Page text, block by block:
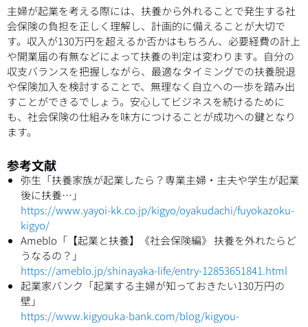
主婦が起業を考える際には、扶養から外れることで発生する社
会保険の負担を正しく理解し、計画的に備えることが大切で
す。収入が130万円を超えるか否かはもちろん、必要経費の計上
や開業届の有無などによって扶養の判定は変わります。自分の
収支バランスを把握しながら、最適なタイミングでの扶養脱退
や保険加入を検討することで、無理なく自立への一歩を踏み出
すことができるでしょう。安心してビジネスを続けるために
も、社会保険の仕組みを味方につけることが成功への鍵となり
ます。
参考文献
弥生「扶養家族が起業したら？専業主婦・主夫や学生が起業
後に扶養…」
https://www.yayoi-kk.co.jp/kigyo/oyakudachi/fuyokazoku-
kigyo/
Ameblo「【起業と扶養】《社会保険編》 扶養を外れたらど
うなるの？」
https://ameblo.jp/shinayaka-life/entry-12853651841.html
起業家バンク「起業する主婦が知っておきたい130万円の
壁」
https://www.kigyouka-bank.com/blog/kigyou-